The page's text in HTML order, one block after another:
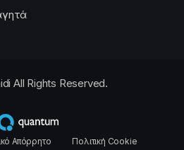
All Rights Reserved.
Απόρρητο Πολιτική Cookie